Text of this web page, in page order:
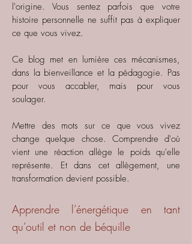
l'origine. Vous sentez parfois que votre
histoire personnelle ne suffit pas à expliquer
ce que vous vivez.
Ce blog met en lumière ces mécanismes,
dans la bienveillance et la pédagogie. Pas
pour vous accabler, mais pour vous
soulager.
Mettre des mots sur ce que vous vivez
change quelque chose. Comprendre d'où
vient une réaction allège le poids qu'elle
représente. Et dans cet allègement, une
transformation devient possible.
Apprendre l’énergétique en tant
qu’outil et non de béquille